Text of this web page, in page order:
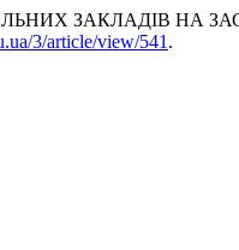
ЗАКЛАДІВ НА
3/article/view/541 .